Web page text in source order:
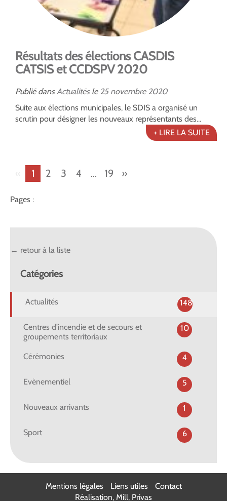
Résultats des élections CASDIS
CATSIS et CCDSPV 2020
Publié dans Actualitésle 25 novembre 2020
Suite aux élections municipales, le SDIS a organisé un
scrutin pour désigner les nouveaux représentants des...
+ LIRE LA SUITE
1 2 3 4 ... 19 »
Pages :
← retour à la liste
Catégories
Actualités 148
Centres d'incendie et de secours et
groupements territoriaux
10
Cérémonies 4
Evènementiel 5
Nouveaux arrivants 1
Sport 6
Mentions légales Liens utiles
Contact
Réalisation, Mill, Privas